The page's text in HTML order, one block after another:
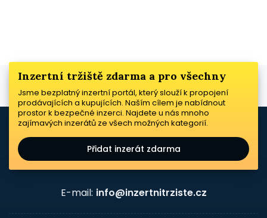
Inzertní tržiště zdarma a pro všechny
Jsme bezplatný inzertní portál, který slouží k propojení
prodávajících a kupujících. Naším cílem je nabídnout
prostor k bezpečné inzerci. Najdete u nás mnoho
zajímavých inzerátů ze všech možných kategorií.
Přidat inzerát zdarma
E-mail: info@inzertnitrziste.cz